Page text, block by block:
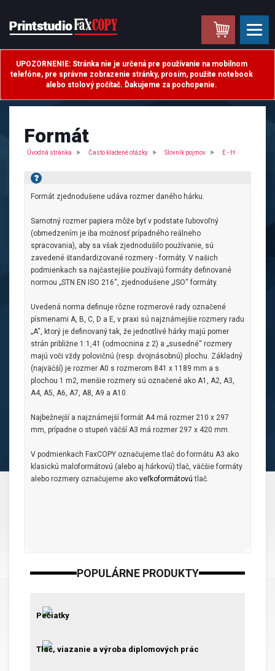
UPOZORNENIE: Stránka nie je určená pre používanie na mobilnom
telefóne, pre správne zobrazenie stránky, prosím, použite notebook
alebo stolový počítač. Ďakujeme za pochopenie.
.
Formát
Úvodná stránka Často kladené otázky Slovník pojmov E - H
Formát zjednodušene udáva rozmer daného hárku.
Samotný rozmer papiera môže byť v podstate ľubovoľný
(obmedzením je iba možnosť prípadného reálneho
spracovania), aby sa však zjednodušilo používanie, sú
zavedené štandardizované rozmery - formáty. V našich
podmienkach sa najčastejšie používajú formáty definované
normou „STN EN ISO 216“, zjednodušene „ISO“ formáty.
Uvedená norma definuje rôzne rozmerové rady označené
písmenami A, B, C, D a E, v praxi sú najznámejšie rozmery radu
„A“, ktorý je definovaný tak, že jednotlivé hárky majú pomer
strán približne 1:1,41 (odmocnina z 2) a „susedné“ rozmery
majú voči vždy polovičnú (resp. dvojnásobnú) plochu. Základný
(najväčší) je rozmer A0 s rozmerom 841 x 1189 mm a s
plochou 1 m2, menšie rozmery sú označené ako A1, A2, A3,
A4, A5, A6, A7, A8, A9 a A10.
Najbežnejší a najznámejší formát A4 má rozmer 210 x 297
mm, prípadne o stupeň väčší A3 má rozmer 297 x 420 mm.
V podmienkach FaxCOPY označujeme tlač do formátu A3 ako
klasickú maloformátovú (alebo aj hárkovú) tlač, väčšie formáty
alebo rozmery označujeme ako veľkoformátovútlač.
POPULÁRNE PRODUKTY
Pečiatky
Tlač, viazanie a výroba diplomových prác